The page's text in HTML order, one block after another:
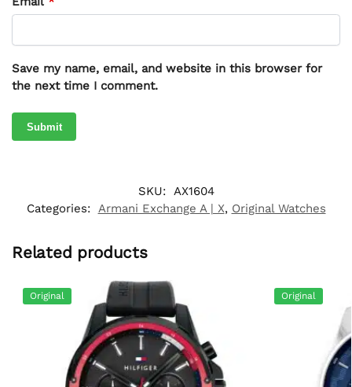
Save my name, email, and website in this browser for
the next time I comment.
SKU: AX1604
Categories: Armani Exchange A | X, Original Watches
Related products
Original Original